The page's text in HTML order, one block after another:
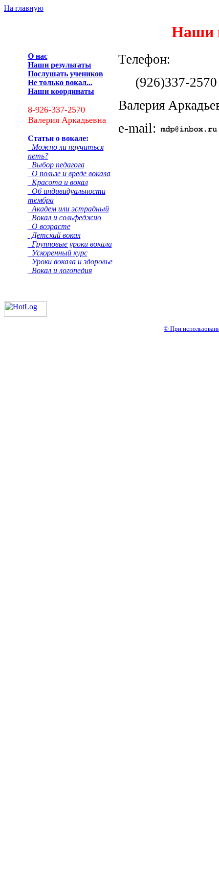
На главную
Наши
О нас
Наши результаты
Послушать учеников
Не только вокал...
Наши координаты
8-926-337-2570
Валерия Аркадьевна
Статьи о вокале:
Можно ли научиться
петь?
Выбор педагога
О пользе и вреде вокала
Красота и вокал
Об индивидуальности
тембра
Академ или эстрадный
Вокал и сольфеджио
О возрасте
Детский вокал
Групповые уроки вокала
Ускоренный курс
Уроки вокала и здоровье
Вокал и логопедия
Телефон:
(926)337-2570
Валерия
e-mail:
© При